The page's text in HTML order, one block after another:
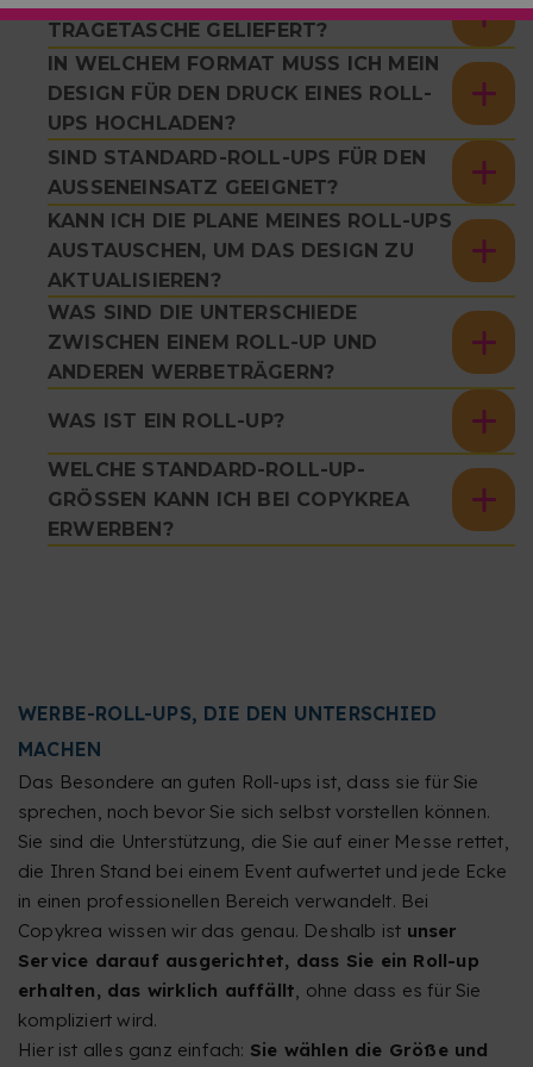
TRAGETASCHE GELIEFERT?
IN WELCHEM FORMAT MUSS ICH MEIN
DESIGN FÜR DEN DRUCK EINES ROLL-
UPS HOCHLADEN?
SIND STANDARD-ROLL-UPS FÜR DEN
AUSSENEINSATZ GEEIGNET?
KANN ICH DIE PLANE MEINES ROLL-UPS
AUSTAUSCHEN, UM DAS DESIGN ZU
AKTUALISIEREN?
WAS SIND DIE UNTERSCHIEDE
ZWISCHEN EINEM ROLL-UP UND
ANDEREN WERBETRÄGERN?
WAS IST EIN ROLL-UP?
WELCHE STANDARD-ROLL-UP-
GRÖSSEN KANN ICH BEI COPYKREA E
RWERBEN?
WERBE-ROLL-UPS, DIE DEN UNTERSCHIED
MACHEN
Das Besondere an guten Roll-ups ist, dass sie für Sie
sprechen, noch bevor Sie sich selbst vorstellen können.
Sie sind die Unterstützung, die Sie auf einer Messe rettet,
die Ihren Stand bei einem Event aufwertet und jede Ecke
in einen professionellen Bereich verwandelt. Bei
Copykrea wissen wir das genau. Deshalb ist unser
Service darauf ausgerichtet, dass Sie ein Roll-up
erhalten, das wirklich auffällt, ohne dass es für Sie
kompliziert wird.
Hier ist alles ganz einfach: Sie wählen die Größe und